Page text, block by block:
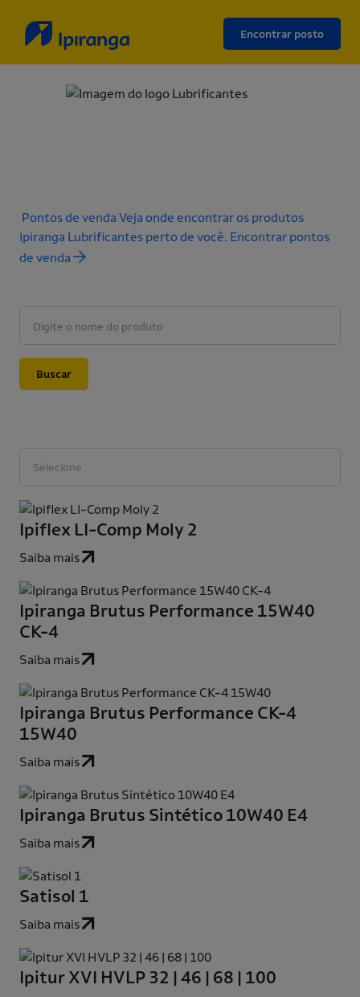
Encontrar posto
Pontos de venda Veja onde encontrar os produtos
Ipiranga Lubrificantes perto de você. Encontrar pontos
de venda
Buscar
Ipiflex LI-Comp Moly 2
Saiba mais
Ipiranga Brutus Performance 15W40
CK-4
Saiba mais
Ipiranga Brutus Performance CK-4
15W40
Saiba mais
Ipiranga Brutus Sintético 10W40 E4
Saiba mais
Satisol 1
Saiba mais
Ipitur XVI HVLP 32 | 46 | 68 | 100